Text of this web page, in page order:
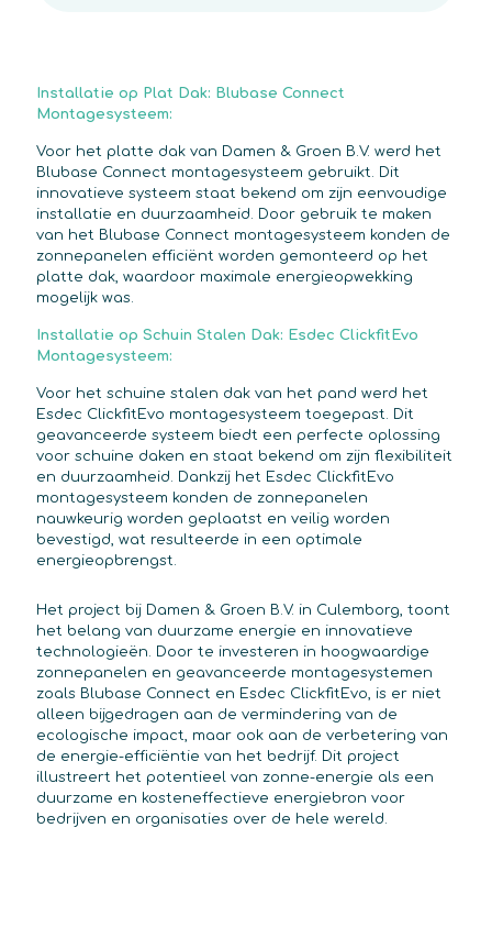
Installatie op Plat Dak: Blubase Connect
Montagesysteem:
Voor het platte dak van Damen & Groen B.V. werd het
Blubase Connect montagesysteem gebruikt. Dit
innovatieve systeem staat bekend om zijn eenvoudige
installatie en duurzaamheid. Door gebruik te maken
van het Blubase Connect montagesysteem konden de
zonnepanelen efficiënt worden gemonteerd op het
platte dak, waardoor maximale energieopwekking
mogelijk was.
Installatie op Schuin Stalen Dak: Esdec ClickfitEvo
Montagesysteem:
Voor het schuine stalen dak van het pand werd het
Esdec ClickfitEvo montagesysteem toegepast. Dit
geavanceerde systeem biedt een perfecte oplossing
voor schuine daken en staat bekend om zijn flexibiliteit
en duurzaamheid. Dankzij het Esdec ClickfitEvo
montagesysteem konden de zonnepanelen
nauwkeurig worden geplaatst en veilig worden
bevestigd, wat resulteerde in een optimale
energieopbrengst.
Het project bij Damen & Groen B.V. in Culemborg, toont
het belang van duurzame energie en innovatieve
technologieën. Door te investeren in hoogwaardige
zonnepanelen en geavanceerde montagesystemen
zoals Blubase Connect en Esdec ClickfitEvo, is er niet
alleen bijgedragen aan de vermindering van de
ecologische impact, maar ook aan de verbetering van
de energie-efficiëntie van het bedrijf. Dit project
illustreert het potentieel van zonne-energie als een
duurzame en kosteneffectieve energiebron voor
bedrijven en organisaties over de hele wereld.